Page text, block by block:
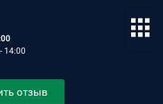
14:00
отзыв